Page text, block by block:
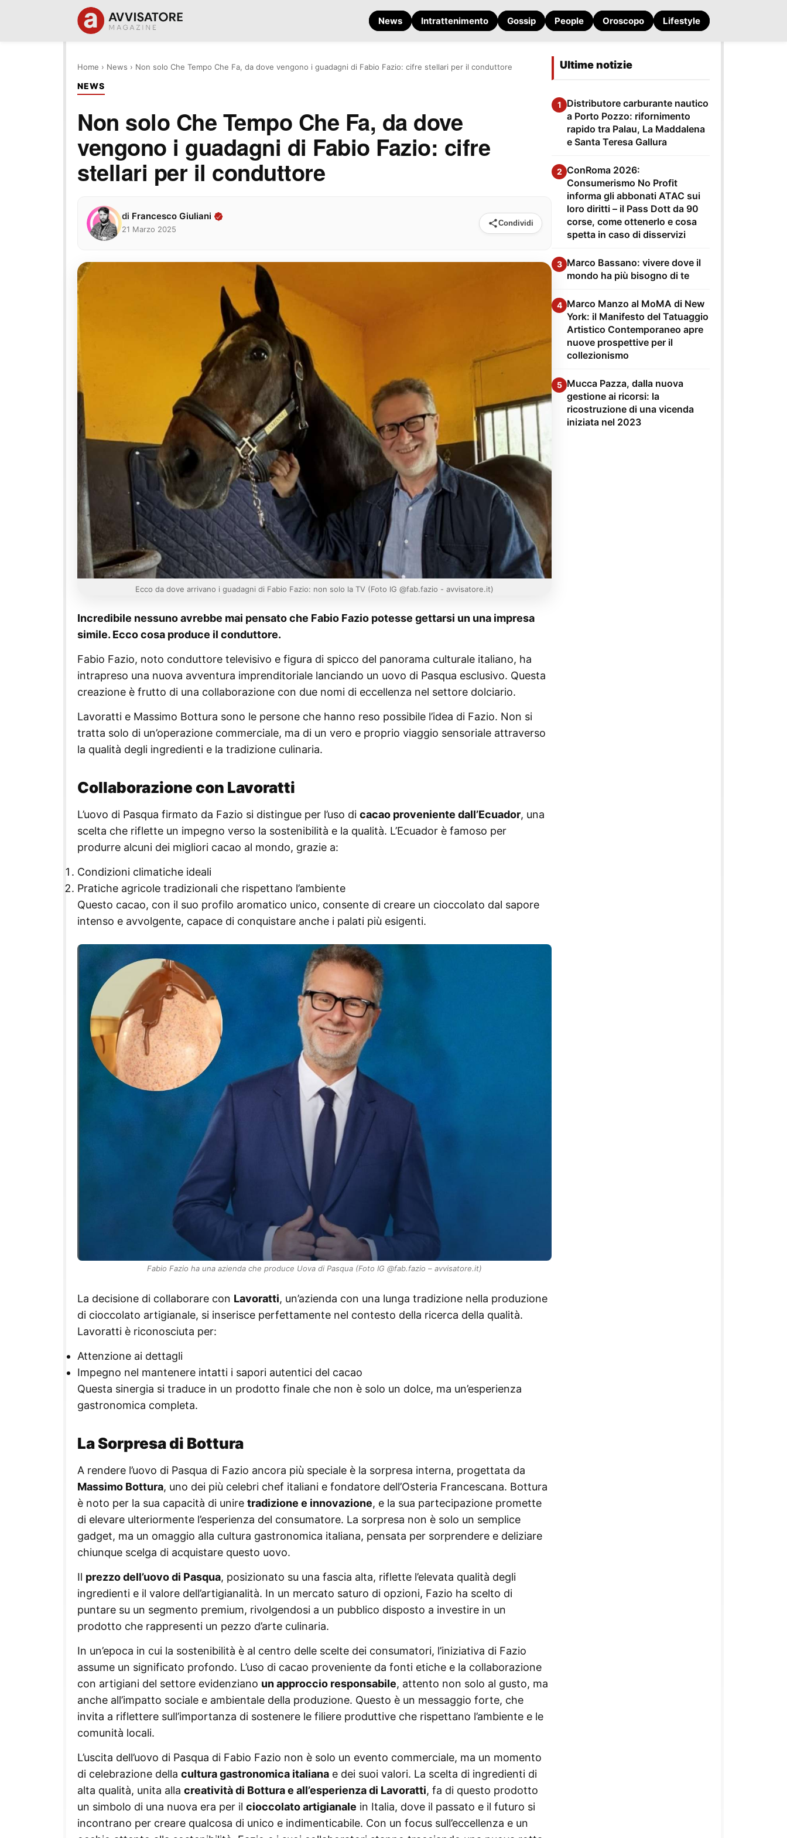
News Intrattenimento Gossip People Oroscopo Lifestyle
Home › News › Non solo Che Tempo Che Fa, da dove vengono i guadagni di Fabio Fazio: cifre stellari per il conduttore
NEWS
Non solo Che Tempo Che Fa, da dove
vengono i guadagni di Fabio Fazio: cifre
stellari per il conduttore
di Francesco Giuliani
21 Marzo 2025
Condividi
Ecco da dove arrivano i guadagni di Fabio Fazio: non solo la TV (Foto IG @fab.fazio - avvisatore.it)
Incredibile nessuno avrebbe mai pensato che Fabio Fazio potesse gettarsi un una impresa
simile. Ecco cosa produce il conduttore.
Fabio Fazio, noto conduttore televisivo e figura di spicco del panorama culturale italiano, ha
intrapreso una nuova avventura imprenditoriale lanciando un uovo di Pasqua esclusivo. Questa
creazione è frutto di una collaborazione con due nomi di eccellenza nel settore dolciario.
Lavoratti e Massimo Bottura sono le persone che hanno reso possibile l’idea di Fazio. Non si
tratta solo di un’operazione commerciale, ma di un vero e proprio viaggio sensoriale attraverso
la qualità degli ingredienti e la tradizione culinaria.
Collaborazione con Lavoratti
L’uovo di Pasqua firmato da Fazio si distingue per l’uso di cacao proveniente dall’Ecuador, una
scelta che riflette un impegno verso la sostenibilità e la qualità. L’Ecuador è famoso per
produrre alcuni dei migliori cacao al mondo, grazie a:
Condizioni climatiche ideali
Pratiche agricole tradizionali che rispettano l’ambiente
Questo cacao, con il suo profilo aromatico unico, consente di creare un cioccolato dal sapore
intenso e avvolgente, capace di conquistare anche i palati più esigenti.
Fabio Fazio ha una azienda che produce Uova di Pasqua (Foto IG @fab.fazio – avvisatore.it)
La decisione di collaborare con Lavoratti, un’azienda con una lunga tradizione nella produzione
di cioccolato artigianale, si inserisce perfettamente nel contesto della ricerca della qualità.
Lavoratti è riconosciuta per:
Attenzione ai dettagli
Impegno nel mantenere intatti i sapori autentici del cacao
Questa sinergia si traduce in un prodotto finale che non è solo un dolce, ma un’esperienza
gastronomica completa.
La Sorpresa di Bottura
A rendere l’uovo di Pasqua di Fazio ancora più speciale è la sorpresa interna, progettata da
Massimo Bottura, uno dei più celebri chef italiani e fondatore dell’Osteria Francescana. Bottura
è noto per la sua capacità di unire tradizione e innovazione, e la sua partecipazione promette
di elevare ulteriormente l’esperienza del consumatore. La sorpresa non è solo un semplice
gadget, ma un omaggio alla cultura gastronomica italiana, pensata per sorprendere e deliziare
chiunque scelga di acquistare questo uovo.
Il prezzo dell’uovo di Pasqua, posizionato su una fascia alta, riflette l’elevata qualità degli
ingredienti e il valore dell’artigianalità. In un mercato saturo di opzioni, Fazio ha scelto di
puntare su un segmento premium, rivolgendosi a un pubblico disposto a investire in un
prodotto che rappresenti un pezzo d’arte culinaria.
In un’epoca in cui la sostenibilità è al centro delle scelte dei consumatori, l’iniziativa di Fazio
assume un significato profondo. L’uso di cacao proveniente da fonti etiche e la collaborazione
con artigiani del settore evidenziano un approccio responsabile, attento non solo al gusto, ma
anche all’impatto sociale e ambientale della produzione. Questo è un messaggio forte, che
invita a riflettere sull’importanza di sostenere le filiere produttive che rispettano l’ambiente e le
comunità locali.
L’uscita dell’uovo di Pasqua di Fabio Fazio non è solo un evento commerciale, ma un momento
di celebrazione della cultura gastronomica italiana e dei suoi valori. La scelta di ingredienti di
alta qualità, unita alla creatività di Bottura e all’esperienza di Lavoratti, fa di questo prodotto
un simbolo di una nuova era per il cioccolato artigianale in Italia, dove il passato e il futuro si
incontrano per creare qualcosa di unico e indimenticabile. Con un focus sull’eccellenza e un
Ultime notizie
1
Distributore carburante nautico
a Porto Pozzo: rifornimento
rapido tra Palau, La Maddalena
e Santa Teresa Gallura
2 ConRoma 2026:
Consumerismo No Profit
informa gli abbonati ATAC sui
loro diritti – il Pass Dott da 90
corse, come ottenerlo e cosa
spetta in caso di disservizi
3 Marco Bassano: vivere dove il
mondo ha più bisogno di te
4 Marco Manzo al MoMA di New
York: il Manifesto del Tatuaggio
Artistico Contemporaneo apre
nuove prospettive per il
collezionismo
5 Mucca Pazza, dalla nuova
gestione ai ricorsi: la
ricostruzione di una vicenda
iniziata nel 2023